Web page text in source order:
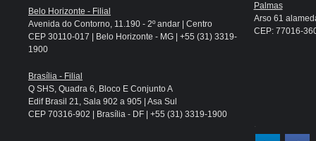
Belo Horizonte - Filial
Avenida do Contorno, 11.190 - 2º andar | Centro
CEP 30110-017 | Belo Horizonte - MG | +55 (31) 3319-
1900
Brasília - Filial
Q SHS, Quadra 6, Bloco E Conjunto A
Edif Brasil 21, Sala 902 a 905 | Asa Sul
CEP 70316-902 | Brasília - DF | +55 (31) 3319-1900
Palmas
Arso 61
CEP: 77016-
.